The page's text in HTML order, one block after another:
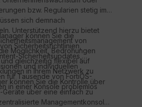
bzw. Regularien stetig im
sich demnach
Unterstützend hierzu bietet
von
Möglichkeit, Bedrohungen
und gleichzeitig flexibel auf
in Ihrem Netzwerk zu
können Sie die
Sicherheitsrichtlinien,
Sicherheitsupdates,
und individuellen
für Tausende von FortiOS-
in einer Konsole problemlos
können Sie die Kontrolle über
Geräte über eine einfach zu
Managementkonsole